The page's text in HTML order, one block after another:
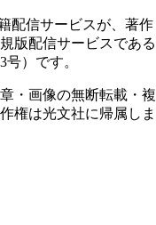
配信サービスが、著作
版配信サービスである
）です。
・画像の無断転載・複
権は光文社に帰属しま